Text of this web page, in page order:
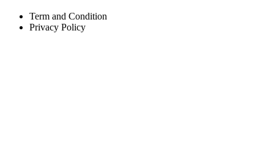
Term and Condition
Privacy Policy